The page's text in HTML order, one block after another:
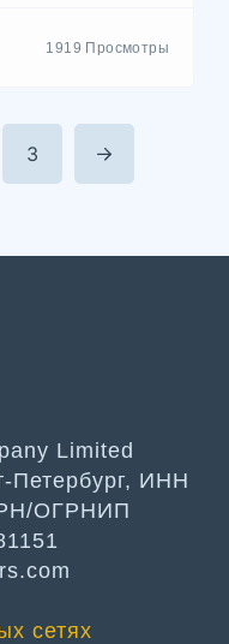
1919 Просмотры
3
Limited
Петербург, ИНН
ОГРНИП
сетях